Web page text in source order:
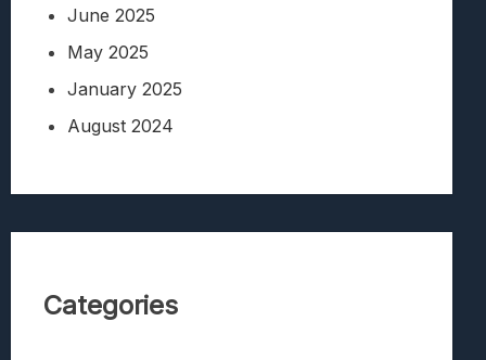
June 2025
May 2025
January 2025
August 2024
Categories